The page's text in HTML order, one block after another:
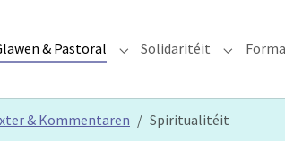
for "Äerzdiözees"
& Pastoral Submenu for "Glawen &
Solidaritéit
& Kommentaren Spiritualitéit